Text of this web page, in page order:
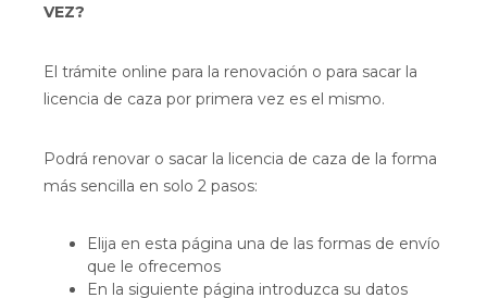
VEZ?
El trámite online para la renovación o para sacar la
licencia de caza por primera vez es el mismo.
Podrá renovar o sacar la licencia de caza de la forma
más sencilla en solo 2 pasos:
Elija en esta página una de las formas de envío
que le ofrecemos
En la siguiente página introduzca su datos